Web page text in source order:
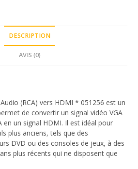
DESCRIPTION
AVIS (0)
(RCA) vers HDMI * 051256 est un
de convertir un signal vidéo VGA
en un signal HDMI. Il est idéal pour
plus anciens, tels que des
DVD ou des consoles de jeux, à des
plus récents qui ne disposent que